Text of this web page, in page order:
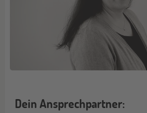
Dein Ansprechpartner: